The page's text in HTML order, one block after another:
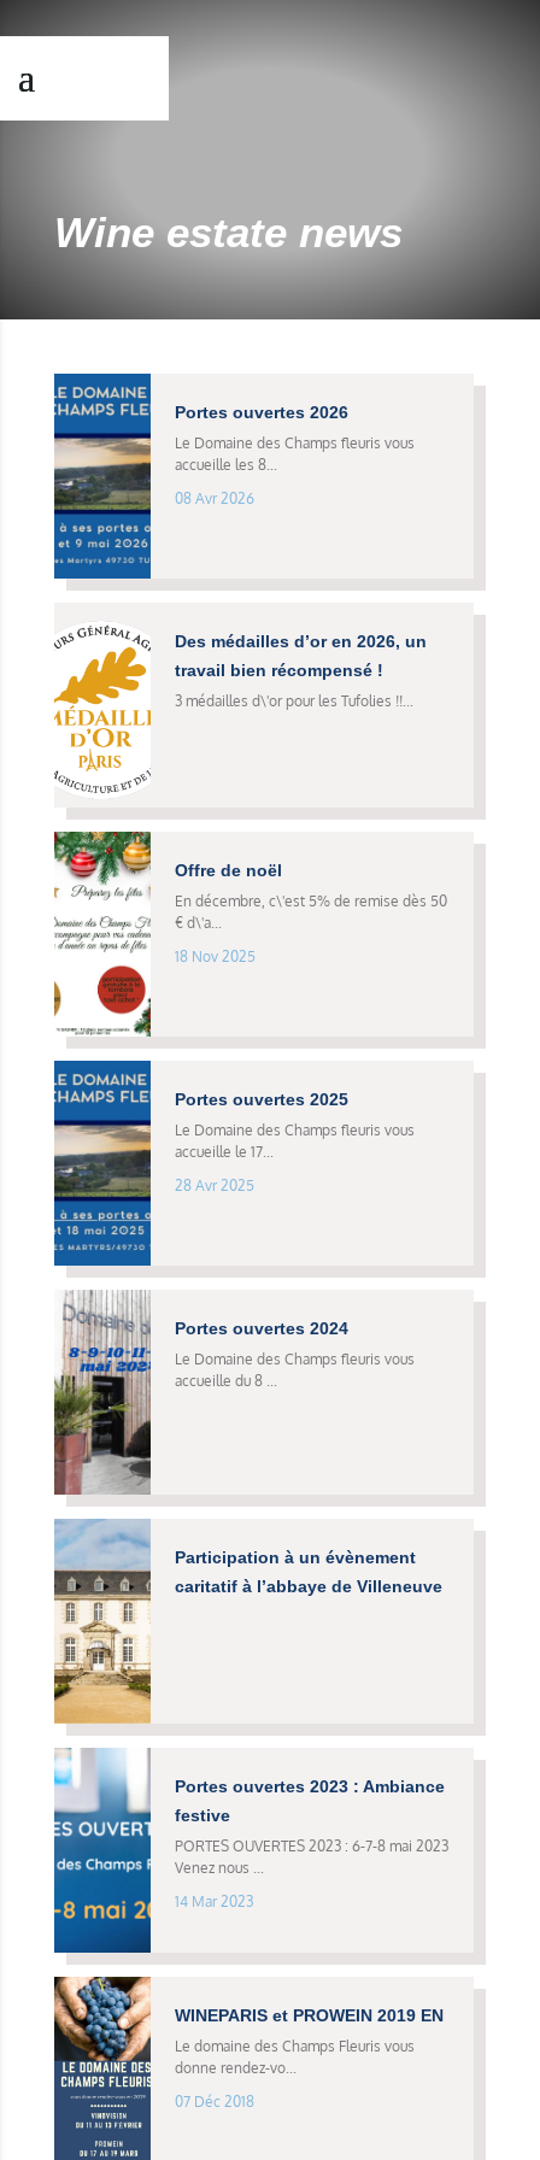
Wine estate news
Portes ouvertes 2026
Le Domaine des Champs fleuris vous
accueille les 8...
08 Avr 2026
Des médailles d’or en 2026, un
travail bien récompensé !
3 médailles d\'or pour les Tufolies !!...
Offre de noël
En décembre, c\'est 5% de remise dès 50
€ d\'a...
18 Nov 2025
Portes ouvertes 2025
Le Domaine des Champs fleuris vous
accueille le 17...
28 Avr 2025
Portes ouvertes 2024
Le Domaine des Champs fleuris vous
accueille du 8 ...
Participation à un évènement
caritatif à l’abbaye de Villeneuve
Portes ouvertes 2023 : Ambiance
festive
PORTES OUVERTES 2023 : 6-7-8 mai 2023
Venez nous ...
14 Mar 2023
WINEPARIS et PROWEIN 2019 EN
Le domaine des Champs Fleuris vous
donne rendez-vo...
07 Déc 2018